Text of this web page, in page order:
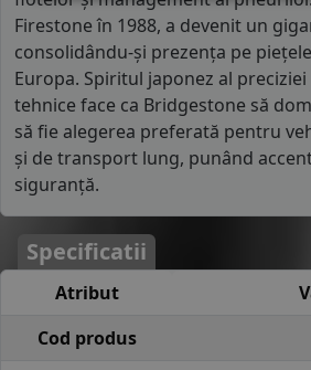
Firestone în 1988, a devenit un
consolidându-și prezența pe
Europa. Spiritul japonez al
tehnice face ca Bridgestone să
să fie alegerea preferată pentru
și de transport lung, punând
siguranță.
Specificatii
Atribut
Cod produs